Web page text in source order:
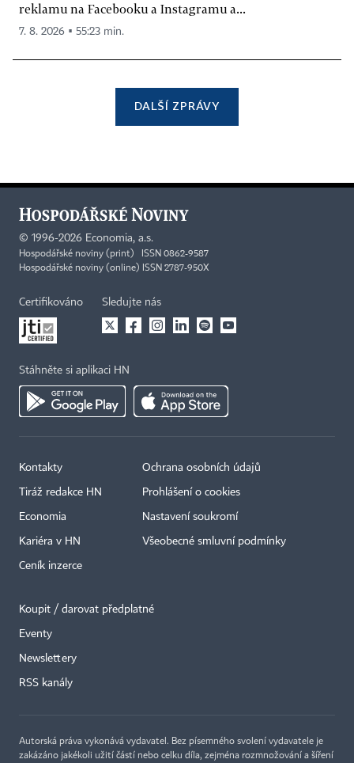
reklamu na Facebooku a Instagramu a...
7. 8. 2026 ▪ 55:23 min.
DALŠÍ ZPRÁVY
© 1996-2026 Economia, a.s.
Hospodářské noviny (print) ISSN 0862-9587
Hospodářské noviny (online) ISSN 2787-950X
Certifikováno Sledujte nás
Stáhněte si aplikaci HN
Kontakty
Tiráž redakce HN
Economia
Kariéra v HN
Ceník inzerce
Ochrana osobních údajů
Prohlášení o cookies
Nastavení soukromí
Všeobecné smluvní podmínky
Koupit / darovat předplatné
Eventy
Newslettery
RSS kanály
Autorská práva vykonává vydavatel. Bez písemného svolení vydavatele je
zakázáno jakékoli užití částí nebo celku díla, zejména rozmnožování a šíření